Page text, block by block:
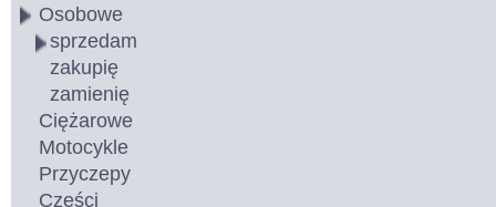
Osobowe
sprzedam
zakupię
zamienię
Ciężarowe
Motocykle
Przyczepy
Części